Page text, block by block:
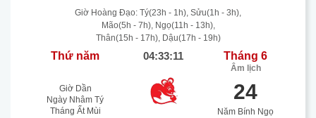
Giờ Hoàng Đạo: Tý(23h - 1h), Sửu(1h - 3h),
Mão(5h - 7h), Ngọ(11h - 13h),
Thân(15h - 17h), Dậu(17h - 19h)
Thứ năm 04:33:12 Tháng 6
Âm lịch
Giờ Dần
Ngày Nhâm Tý
Tháng Ất Mùi
24
Năm Bính Ngọ